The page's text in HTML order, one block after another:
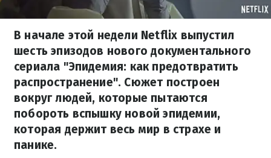
В начале этой недели Netflix выпустил
шесть эпизодов нового документального
сериала "Эпидемия: как предотвратить
распространение". Сюжет построен
вокруг людей, которые пытаются
побороть вспышку новой эпидемии,
которая держит весь мир в страхе и
панике.